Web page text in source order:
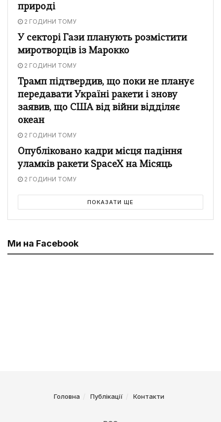
природі
2 ГОДИНИ ТОМУ
У секторі Гази планують розмістити
миротворців із Марокко
2 ГОДИНИ ТОМУ
Трамп підтвердив, що поки не планує
передавати Україні ракети і знову
заявив, що США від війни відділяє
океан
2 ГОДИНИ ТОМУ
Опубліковано кадри місця падіння
уламків ракети SpaceX на Місяць
2 ГОДИНИ ТОМУ
ПОКАЗАТИ ЩЕ
Ми на Facebook
Головна Публікації Контакти